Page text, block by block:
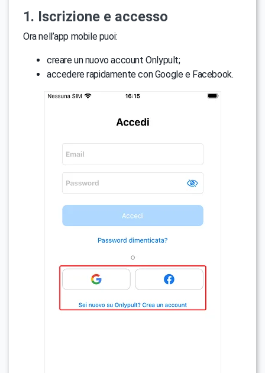
1. Iscrizione e accesso
Ora nell’app mobile puoi:
creare un nuovo account Onlypult;
accedere rapidamente con Google e Facebook.